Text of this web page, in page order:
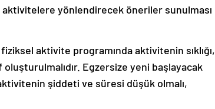
aktivitelere yönlendirecek öneriler sunulması
aktivite programında aktivitenin sıklığı,
Egzersize yeni başlayacak
şiddeti ve süresi düşük olmalı,